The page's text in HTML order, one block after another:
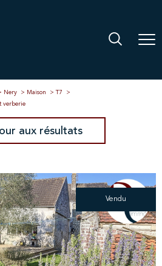
Nery Maison
T7
verberie
aux résultats
Vendu